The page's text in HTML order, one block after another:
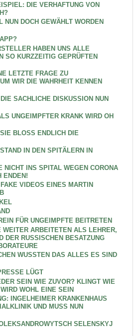
DIE VERHAFTUNG VON
NUN DOCH GEWÄHLT WORDEN
HABEN UNS ALLE
SO KURZZEITIG GEPRÜFTEN
LETZTE FRAGE ZU
WIR DIE WAHRHEIT KENNEN
SACHLICHE DISKUSSION NUN
UNGEIMPFTER KRANK WIRD OH
BLOSS ENDLICH DIE
IN DEN SPITÄLERN IN
NICHT INS SPITAL WEGEN CORONA
ENDEN!
VIDEOS EINES MARTIN
FÜR UNGEIMPFTE BEITRETEN
ARBEITETEN ALS LEHRER,
DER RUSSISCHEN BESATZUNG
WUSSTEN DAS ALLES ES SIND
LÜGT
SEIN WIE ZUVOR? KLINGT WIE
WOHL EINE SEIN
INGELHEIMER KRANKENHAUS
UND MUSS NUN
SELENSKYJ